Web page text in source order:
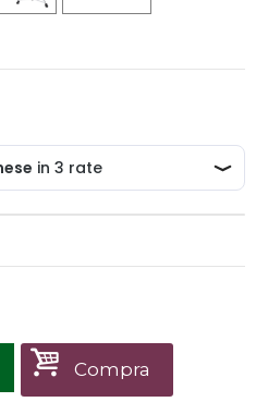
Compra